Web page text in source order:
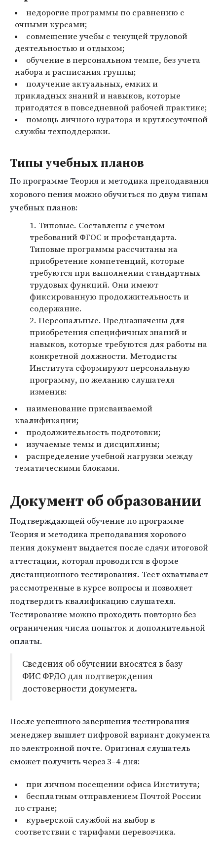
недорогие программы по сравнению с
очными курсами;
совмещение учебы с текущей трудовой
деятельностью и отдыхом;
обучение в персональном темпе, без учета
набора и расписания группы;
получение актуальных, емких и
прикладных знаний и навыков, которые
пригодятся в повседневной рабочей практике;
помощь личного куратора и круглосуточной
службы техподдержки.
Типы учебных планов
По программе Теория и методика преподавания
хорового пения можно обучиться по двум типам
учебных планов:
Типовые. Составлены с учетом
требований ФГОС и профстандарта.
Типовые программы рассчитаны на
приобретение компетенций, которые
требуются при выполнении стандартных
трудовых функций. Они имеют
фиксированную продолжительность и
содержание.
Персональные. Предназначены для
приобретения специфичных знаний и
навыков, которые требуются для работы на
конкретной должности. Методисты
Института сформируют персональную
программу, по желанию слушателя
изменив:
наименование присваиваемой
квалификации;
продолжительность подготовки;
изучаемые темы и дисциплины;
распределение учебной нагрузки между
тематическими блоками.
Документ об образовании
Подтверждающей обучение по программе
Теория и методика преподавания хорового
пения документ выдается после сдачи итоговой
аттестации, которая проводится в форме
дистанционного тестирования. Тест охватывает
рассмотренные в курсе вопросы и позволяет
подтвердить квалификацию слушателя.
Тестирование можно проходить повторно без
ограничения числа попыток и дополнительной
оплаты.
Сведения об обучении вносятся в базу
ФИС ФРДО для подтверждения
достоверности документа.
После успешного завершения тестирования
менеджер вышлет цифровой вариант документа
по электронной почте. Оригинал слушатель
сможет получить через 3–4 дня:
при личном посещении офиса Института;
бесплатным отправлением Почтой России
по стране;
курьерской службой на выбор в
соответствии с тарифами перевозчика.